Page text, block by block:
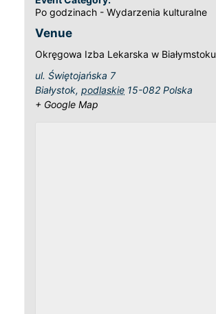
Po godzinach - Wydarzenia kulturalne
Venue
Okręgowa Izba Lekarska w Białymstoku
ul. Świętojańska 7
Białystok, podlaskie 15-082 Polska
+ Google Map